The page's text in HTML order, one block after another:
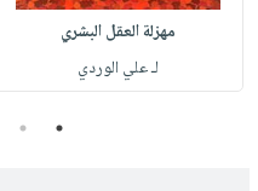
مهزلة العقل البشري
لـ علي الوردي
1
2